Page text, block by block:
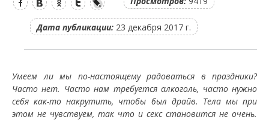
Дата публикации: 23 декабря 2017 г.
Умеем ли мы по-настоящему радоваться в праздники?
Часто нет. Часто нам требуется алкоголь, часто нужно
себя как-то накрутить, чтобы был драйв. Тела мы при
этом не чувствуем, так что и секс становится не очень.